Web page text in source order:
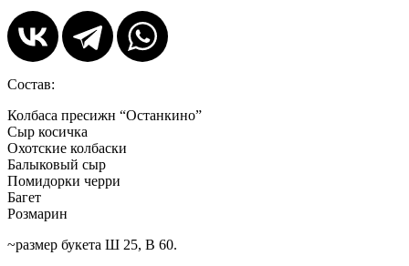
Состав:
Колбаса пресижн “Останкино”
Сыр косичка
Охотские колбаски
Балыковый сыр
Помидорки черри
Багет
Розмарин
~размер букета Ш 25, В 60.